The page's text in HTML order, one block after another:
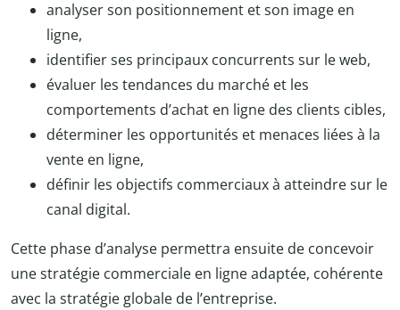
analyser son positionnement et son image en
ligne,
identifier ses principaux concurrents sur le web,
évaluer les tendances du marché et les
comportements d’achat en ligne des clients cibles,
déterminer les opportunités et menaces liées à la
vente en ligne,
définir les objectifs commerciaux à atteindre sur le
canal digital.
Cette phase d’analyse permettra ensuite de concevoir
une stratégie commerciale en ligne adaptée, cohérente
avec la stratégie globale de l’entreprise.